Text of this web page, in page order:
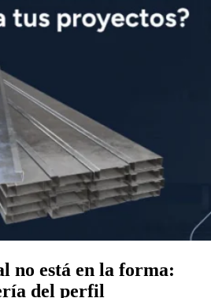
no está en la forma:
del perfil